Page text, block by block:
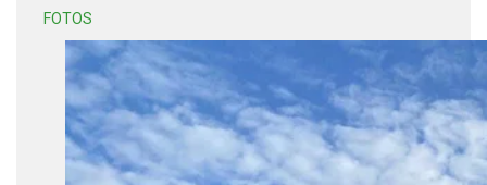
FOTOS